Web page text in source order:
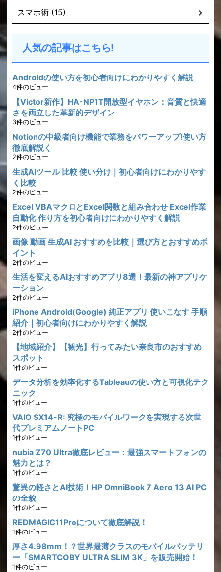
スマホ術 (15)
人気の記事はこちら!
Androidの使い方を初心者向けにわかりやすく解説
4件のビュー
【Victor新作】HA-NP1T開放型イヤホン：音質と快適
さを両立した革新的デザイン
3件のビュー
Notionの中級者向け機能で業務をパワーアップ!使い方
徹底解説く
2件のビュー
生成AIツール 比較 使い分け｜初心者向けにわかりやす
く比較
2件のビュー
Excel VBAマクロとExcel関数と組み合わせ Excel作業
自動化 作り方を初心者向けにわかりやすく解説
2件のビュー
画像 動画 生成AI おすすめを比較｜選び方とおすすめポ
イント
2件のビュー
生活を変えるAIおすすめアプリ8選！最新の神アプリケ
ーション
2件のビュー
iPhone Android(Google) 純正アプリ 使いこなす 手順
紹介｜初心者向けにわかりやすく解説
2件のビュー
【地域紹介】【観光】行ってみたい奈良市のおすすめ
スポット
1件のビュー
データ分析を効率化するTableauの使い方と可視化テク
ニック
1件のビュー
VAIO SX14-R: 究極のモバイルワークを実現する次世
代プレミアムノートPC
1件のビュー
nubia Z70 Ultra徹底レビュー：最強スマートフォンの
魅力とは？
1件のビュー
驚異の軽さとAI技術！HP OmniBook 7 Aero 13 AI PC
の全貌
1件のビュー
REDMAGIC11Proについて徹底解説！
1件のビュー
厚さ4.98mm！？世界最薄クラスのモバイルバッテリ
ー「SMARTCOBY ULTRA SLIM 3K」を販売開始！
1件のビュー